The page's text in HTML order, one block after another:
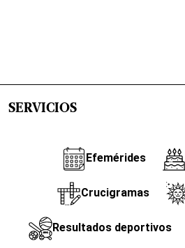
SERVICIOS
Efemérides
Crucigramas
Resultados deportivos